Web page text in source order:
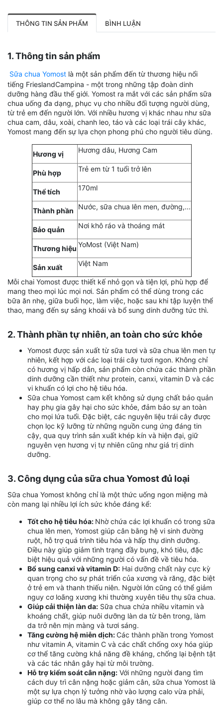
THÔNG TIN SẢN PHẨM BÌNH LUẬN
1. Thông tin sản phẩm
Sữa chua Yomost là một sản phẩm đến từ thương hiệu nổi
tiếng FrieslandCampina - một trong những tập đoàn dinh
dưỡng hàng đầu thế giới. Yomost ra mắt với các sản phẩm sữa
chua uống đa dạng, phục vụ cho nhiều đối tượng người dùng,
từ trẻ em đến người lớn. Với nhiều hương vị khác nhau như sữa
chua cam, dâu, xoài, chanh leo, táo và các loại trái cây khác,
Yomost mang đến sự lựa chọn phong phú cho người tiêu dùng.
Hương vị Hương dâu, Hương Cam
Phù hợp Trẻ em từ 1 tuổi trở lên
Thể tích 170ml
Thành phần Nước, sữa chua lên men, đường,...
Bảo quản Nơi khô ráo và thoáng mát
Thương hiệu YoMost (Việt Nam)
Sản xuất Việt Nam
Mỗi chai Yomost được thiết kế nhỏ gọn và tiện lợi, phù hợp để
mang theo mọi lúc mọi nơi. Sản phẩm có thể dùng trong các
bữa ăn nhẹ, giữa buổi học, làm việc, hoặc sau khi tập luyện thể
thao, mang đến sự sảng khoái và bổ sung dinh dưỡng tức thì.
2. Thành phần tự nhiên, an toàn cho sức khỏe
Yomost được sản xuất từ sữa tươi và sữa chua lên men tự
nhiên, kết hợp với các loại trái cây tươi ngon. Không chỉ
có hương vị hấp dẫn, sản phẩm còn chứa các thành phần
dinh dưỡng cần thiết như protein, canxi, vitamin D và các
vi khuẩn có lợi cho hệ tiêu hóa.
Sữa chua Yomost cam kết không sử dụng chất bảo quản
hay phụ gia gây hại cho sức khỏe, đảm bảo sự an toàn
cho mọi lứa tuổi. Đặc biệt, các nguyên liệu trái cây được
chọn lọc kỹ lưỡng từ những nguồn cung ứng đáng tin
cậy, qua quy trình sản xuất khép kín và hiện đại, giữ
nguyên vẹn hương vị tự nhiên cũng như giá trị dinh
dưỡng.
3. Công dụng của sữa chua Yomost đủ loại
Sữa chua Yomost không chỉ là một thức uống ngon miệng mà
còn mang lại nhiều lợi ích sức khỏe đáng kể:
Tốt cho hệ tiêu hóa: Nhờ chứa các lợi khuẩn có trong sữa
chua lên men, Yomost giúp cân bằng hệ vi sinh đường
ruột, hỗ trợ quá trình tiêu hóa và hấp thụ dinh dưỡng.
Điều này giúp giảm tình trạng đầy bụng, khó tiêu, đặc
biệt hiệu quả với những người có vấn đề về tiêu hóa.
Bổ sung canxi và vitamin D: Hai dưỡng chất này cực kỳ
quan trọng cho sự phát triển của xương và răng, đặc biệt
ở trẻ em và thanh thiếu niên. Người lớn cũng có thể giảm
nguy cơ loãng xương khi thường xuyên tiêu thụ sữa chua.
Giúp cải thiện làn da: Sữa chua chứa nhiều vitamin và
khoáng chất, giúp nuôi dưỡng làn da từ bên trong, làm
da trở nên mịn màng và tươi sáng.
Tăng cường hệ miễn dịch:Các thành phần trong Yomost
như vitamin A, vitamin C và các chất chống oxy hóa giúp
cơ thể tăng cường khả năng đề kháng, chống lại bệnh tật
và các tác nhân gây hại từ môi trường.
Hỗ trợ kiểm soát cân nặng: Với những người đang tìm
cách duy trì cân nặng hoặc giảm cân, sữa chua Yomost là
một sự lựa chọn lý tưởng nhờ vào lượng calo vừa phải,
giúp cơ thể no lâu mà không gây tăng cân.